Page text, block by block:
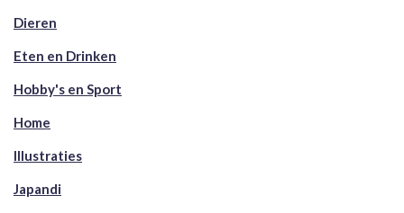
Dieren
Eten en Drinken
Hobby's en Sport
Home
Illustraties
Japandi